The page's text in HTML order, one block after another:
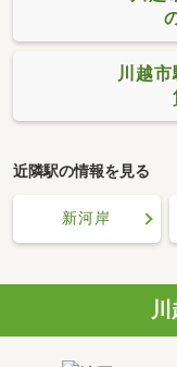
川越
近隣駅の情報を見る
新河岸